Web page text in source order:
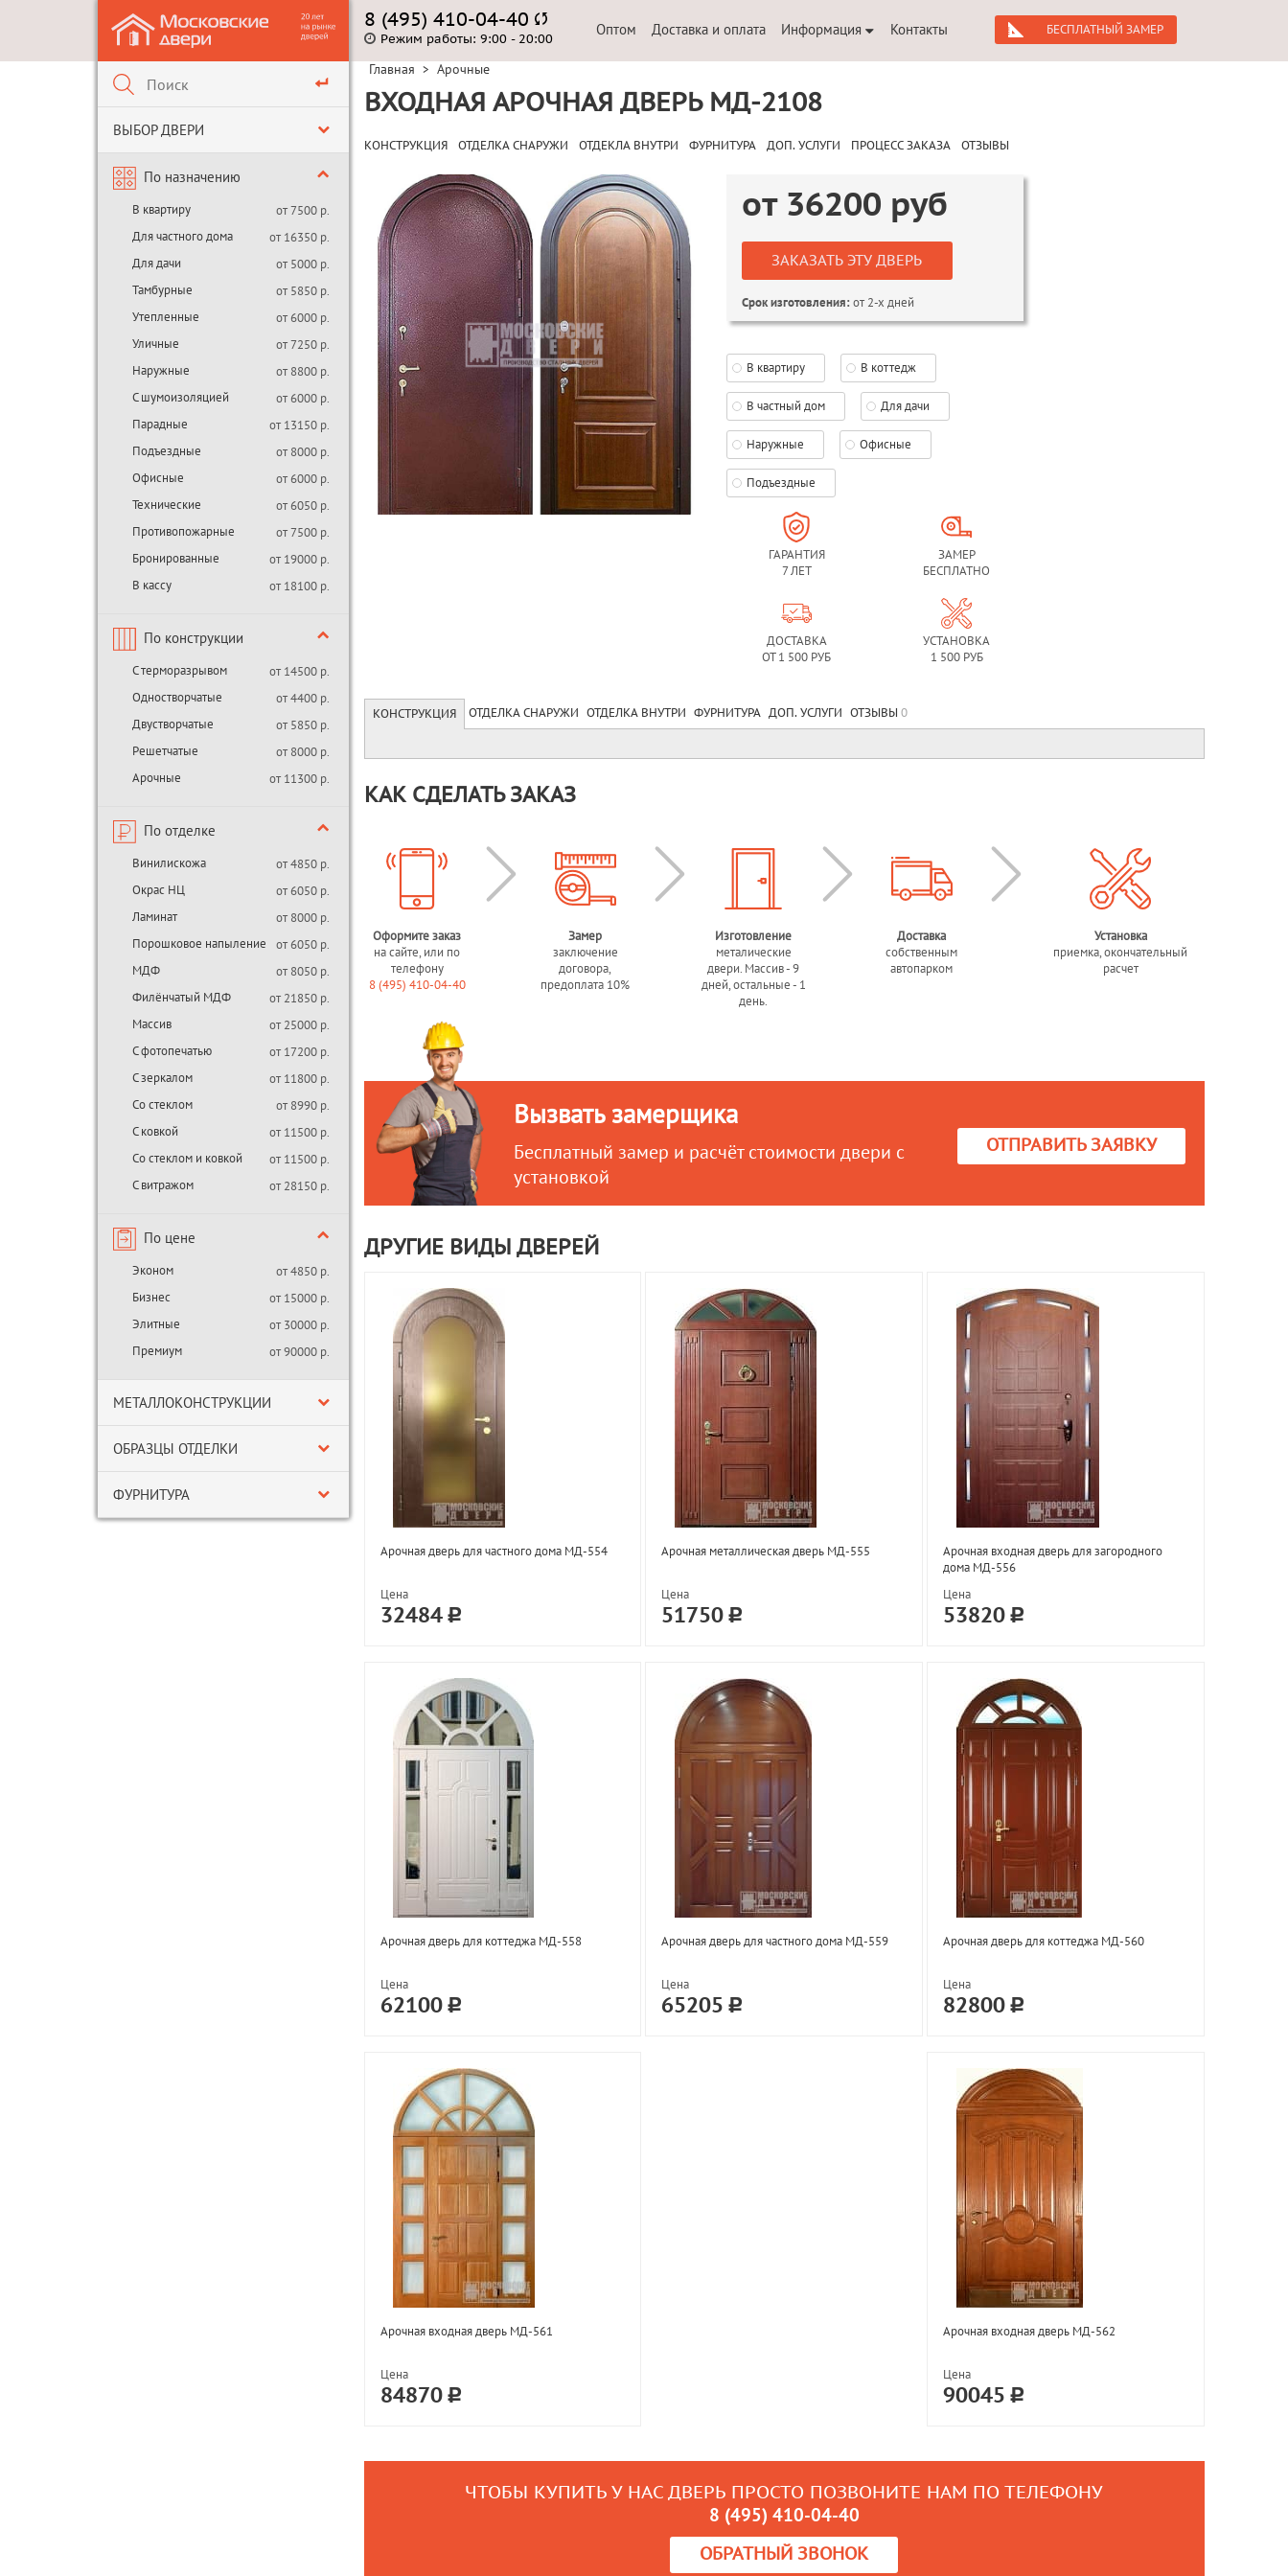
ВЫБОР ДВЕРИ
По назначению
В квартиру
от 7500 р.
Для частного дома
от 16350 р.
Для дачи
от 5000 р.
Тамбурные
от 5850 р.
Утепленные
от 6000 р.
Уличные
от 7250 р.
Наружные
от 8800 р.
С шумоизоляцией
от 6000 р.
Парадные
от 13150 р.
Подъездные
от 8000 р.
Офисные
от 6000 р.
Технические
от 6050 р.
Противопожарные
от 7500 р.
Бронированные
от 19000 р.
В кассу
от 18100 р.
По конструкции
С терморазрывом
от 14500 р.
Одностворчатые
от 4400 р.
Двустворчатые
от 5850 р.
Решетчатые
от 8000 р.
Арочные
от 11300 р.
По отделке
Винилискожа
от 4850 р.
Окрас НЦ
от 6050 р.
Ламинат
от 8000 р.
Порошковое напыление
от 6050 р.
МДФ
от 8050 р.
Филёнчатый МДФ
от 21850 р.
Массив
от 25000 р.
С фотопечатью
от 17200 р.
С зеркалом
от 11800 р.
Со стеклом
от 8990 р.
С ковкой
от 11500 р.
Со стеклом и ковкой
от 11500 р.
С витражом
от 28150 р.
По цене
Эконом
от 4850 р.
Бизнес
от 15000 р.
Элитные
от 30000 р.
Премиум
от 90000 р.
МЕТАЛЛОКОНСТРУКЦИИ
ОБРАЗЦЫ ОТДЕЛКИ
ФУРНИТУРА
8 (495) 410-04-40
Режим работы: 9:00 - 20:00
Оптом Доставка и оплата Информация Контакты БЕСПЛАТНЫЙ ЗАМЕР
Главная > Арочные
ВХОДНАЯ АРОЧНАЯ ДВЕРЬ МД-2108
КОНСТРУКЦИЯ ОТДЕЛКА СНАРУЖИ ОТДЕКЛА ВНУТРИ ФУРНИТУРА ДОП. УСЛУГИ ПРОЦЕСС ЗАКАЗА ОТЗЫВЫ
от 36200 руб
ЗАКАЗАТЬ ЭТУ ДВЕРЬ
Срок изготовления:от 2-х дней
В квартиру В коттедж
В частный дом Для дачи
Наружные Офисные
Подъездные
ГАРАНТИЯ
7 ЛЕТ
ЗАМЕР
БЕСПЛАТНО
ДОСТАВКА
ОТ 1 500 РУБ
УСТАНОВКА
1 500 РУБ
КОНСТРУКЦИЯ ОТДЕЛКА СНАРУЖИ ОТДЕЛКА ВНУТРИ ФУРНИТУРА ДОП. УСЛУГИ ОТЗЫВЫ 0
КАК СДЕЛАТЬ ЗАКАЗ
Оформите заказ
на сайте, или по
телефону
8 (495) 410-04-40
Замер
заключение
договора,
предоплата 10%
Изготовление
металические
двери. Массив - 9
дней, остальные - 1
день.
Доставка
собственным
автопарком
Установка
приемка, окончательный
расчет
Вызвать замерщика
Бесплатный замер и расчёт стоимости двери с
установкой
ОТПРАВИТЬ ЗАЯВКУ
ДРУГИЕ ВИДЫ ДВЕРЕЙ
Арочная дверь для частного дома МД-554
Цена
32484
Арочная металлическая дверь МД-555
Цена
51750
Арочная входная дверь для загородного
дома МД-556
Цена
53820
Арочная дверь для коттеджа МД-558
Цена
62100
Арочная дверь для частного дома МД-559
Цена
65205
Арочная дверь для коттеджа МД-560
Цена
82800
Арочная входная дверь МД-561
Цена
84870
Арочная входная дверь МД-562
Цена
90045
ЧТОБЫ КУПИТЬ У НАС ДВЕРЬ ПРОСТО ПОЗВОНИТЕ НАМ ПО ТЕЛЕФОНУ
8 (495) 410-04-40
ОБРАТНЫЙ ЗВОНОК